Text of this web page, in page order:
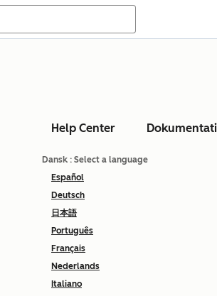
Help Center
Dansk : Select a language
Español
Deutsch
日本語
Português
Français
Nederlands
Italiano